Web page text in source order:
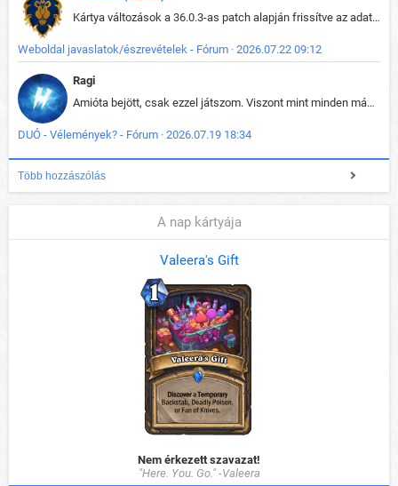
Kártya változások a 36.0.3-as patch alapján frissítve az adatbázisban (képek is cserélve).
Weboldal javaslatok/észrevételek - Fórum · 2026.07.22 09:12
Ragi
Amióta bejött, csak ezzel játszom. Viszont mint minden más - akár az alapjáték is, ez is baromira összetett lett. Néha már pár kör után is esélytelen az egész. Vagy irreállisan túltápol valaki, vagy lelép a partner, vagy csak hülye mint a segg. És amikor eljönne az én időm, na akkor jön el mindenki másé is. Engem jobban érdekelne, hogy ki milyen ratingen szokott játszani. Na ez lenne egy érdekes adat.
DUÓ - Vélemények? - Fórum · 2026.07.19 18:34
Több hozzászólás
A nap kártyája
Valeera's Gift
Nem érkezett szavazat!
"Here. You. Go." -Valeera